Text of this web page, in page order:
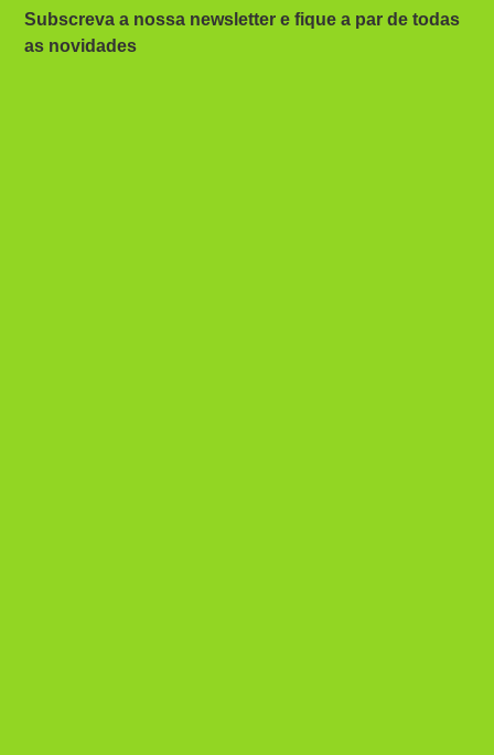
Subscreva a nossa newsletter e fique a par de todas
as novidades